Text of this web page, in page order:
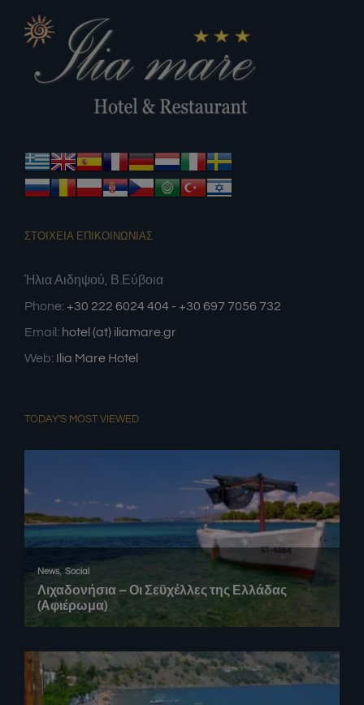
ΣΤΟΙΧΕΙΑ ΕΠΙΚΟΙΝΩΝΙΑΣ
Ήλια Αιδηψού, Β.Εύβοια
Phone: +30 222 6024 404 - +30 697 7056 732
Email: hotel (at) iliamare.gr
Web: Ilia Mare Hotel
TODAY'S MOST VIEWED